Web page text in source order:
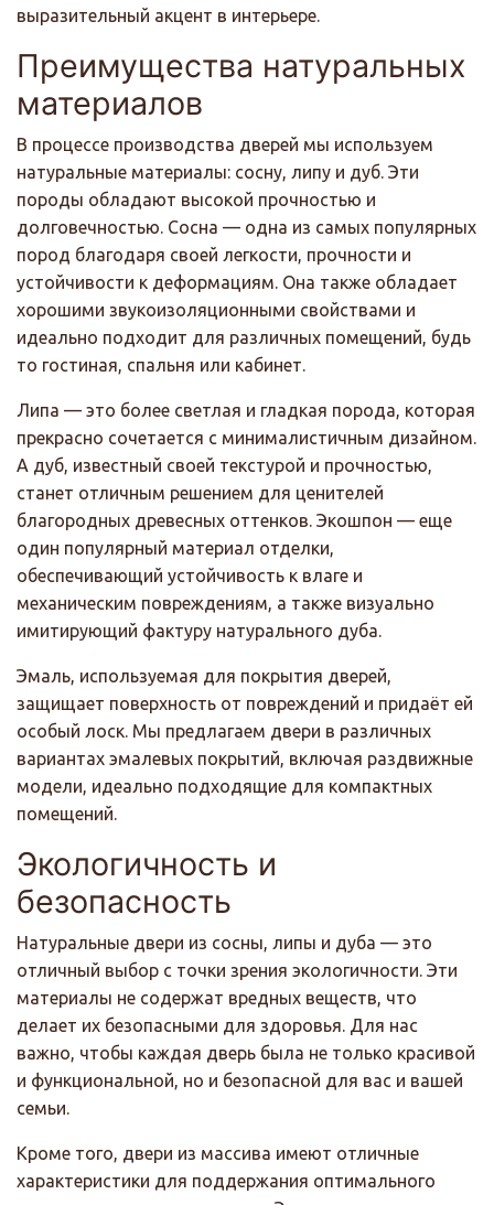
выразительный акцент в интерьере.
Преимущества натуральных
материалов
В процессе производства дверей мы используем
натуральные материалы: сосну, липу и дуб. Эти
породы обладают высокой прочностью и
долговечностью. Сосна — одна из самых популярных
пород благодаря своей легкости, прочности и
устойчивости к деформациям. Она также обладает
хорошими звукоизоляционными свойствами и
идеально подходит для различных помещений, будь
то гостиная, спальня или кабинет.
Липа — это более светлая и гладкая порода, которая
прекрасно сочетается с минималистичным дизайном.
А дуб, известный своей текстурой и прочностью,
станет отличным решением для ценителей
благородных древесных оттенков. Экошпон — еще
один популярный материал отделки,
обеспечивающий устойчивость к влаге и
механическим повреждениям, а также визуально
имитирующий фактуру натурального дуба.
Эмаль, используемая для покрытия дверей,
защищает поверхность от повреждений и придаёт ей
особый лоск. Мы предлагаем двери в различных
вариантах эмалевых покрытий, включая раздвижные
модели, идеально подходящие для компактных
помещений.
Экологичность и
безопасность
Натуральные двери из сосны, липы и дуба — это
отличный выбор с точки зрения экологичности. Эти
материалы не содержат вредных веществ, что
делает их безопасными для здоровья. Для нас
важно, чтобы каждая дверь была не только красивой
и функциональной, но и безопасной для вас и вашей
семьи.
Кроме того, двери из массива имеют отличные
характеристики для поддержания оптимального